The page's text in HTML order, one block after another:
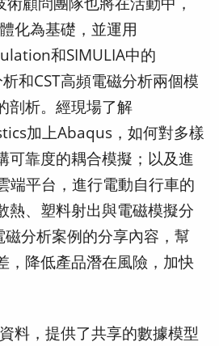
化為基礎，並運用
和SIMULIA中的
和CST高頻電磁分析兩個模
剖析。經現場了解
加上Abaqus，如何對多樣
可靠度的耦合模擬；以及進
端平台，進行電動自行車的
熱、塑料射出與電磁模擬分
磁分析案例的分享內容，幫
，降低產品潛在風險，加快
料，提供了共享的數據模型